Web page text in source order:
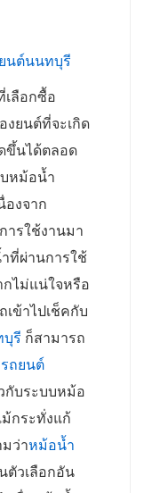
นต์นนทบุรี
ลือกซื้อ
งยนต์ที่จะเกิด
ขึ้นได้ตลอด
บหม้อน้ำ
องจาก
ารใช้งานมา
ที่ผ่านการใช้
กไม่แน่ใจหรือ
ข้าไปเช็คกับ
รี ก็สามารถ
ถยนต์
กับระบบหม้อ
กระทั่งแก้
ว่าหม้อน้ำ
ตัวเลือกอัน